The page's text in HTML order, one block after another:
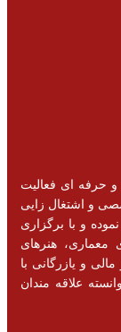
حرفه ای فعالیت
تخصصی و اشتغال زایی
و با برگزاری
معماری، هنرهای
و یازرگانی با
علاقه مندان